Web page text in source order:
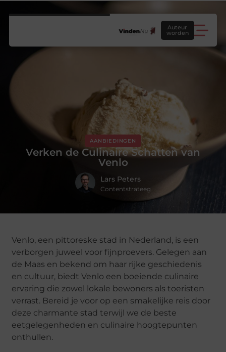
Auteur
worden
AANBIEDINGEN
Verken de Culinaire Schatten van
Venlo
Lars Peters
Contentstrateeg
Venlo, een pittoreske stad in Nederland, is een
verborgen juweel voor fijnproevers. Gelegen aan
de Maas en bekend om haar rijke geschiedenis
en cultuur, biedt Venlo een boeiende culinaire
ervaring die zowel lokale bewoners als toeristen
verrast. Bereid je voor op een smakelijke reis door
deze charmante stad terwijl we de beste
eetgelegenheden en culinaire hoogtepunten
onthullen.